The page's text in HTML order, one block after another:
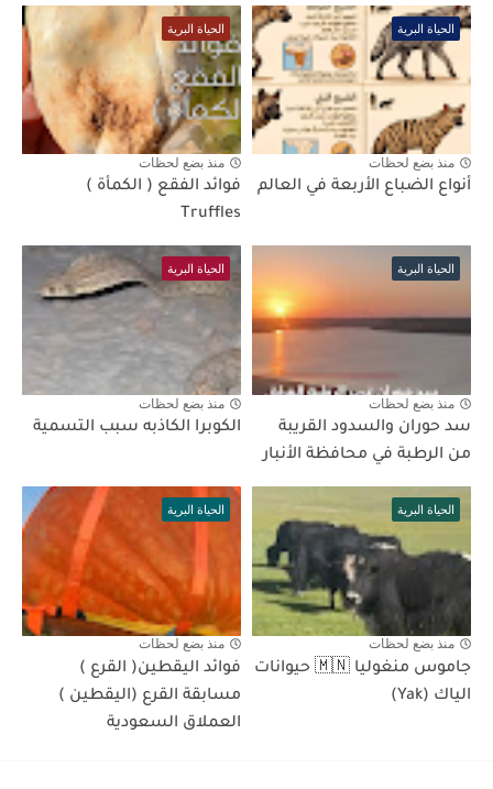
الحياة البرية
منذ بضع لحظات
أنواع الضباع الأربعة في العالم
الحياة البرية
منذ بضع لحظات
فوائد الفقع ( الكمأة )
Truffles
الحياة البرية
منذ بضع لحظات
سد حوران والسدود القريبة
من الرطبة في محافظة الأنبار
الحياة البرية
منذ بضع لحظات
الكوبرا الكاذبه سبب التسمية
الحياة البرية
منذ بضع لحظات
جاموس منغوليا 🇲🇳 حيوانات
الياك (Yak)
الحياة البرية
منذ بضع لحظات
فوائد اليقطين( القرع )
مسابقة القرع (اليقطين )
العملاق السعودية